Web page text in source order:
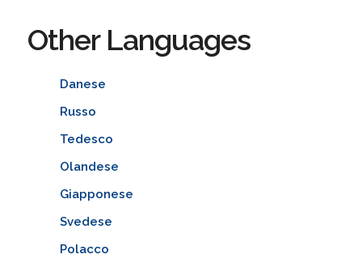
Other Languages
Danese
Russo
Tedesco
Olandese
Giapponese
Svedese
Polacco